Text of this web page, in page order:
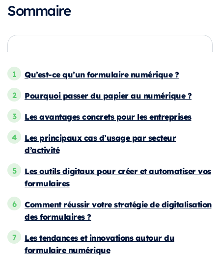
Sommaire
Qu’est-ce qu’un formulaire numérique ?
Pourquoi passer du papier au numérique ?
Les avantages concrets pour les entreprises
Les principaux cas d’usage par secteur
d’activité
Les outils digitaux pour créer et automatiser vos
formulaires
Comment réussir votre stratégie de digitalisation
des formulaires ?
Les tendances et innovations autour du
formulaire numérique